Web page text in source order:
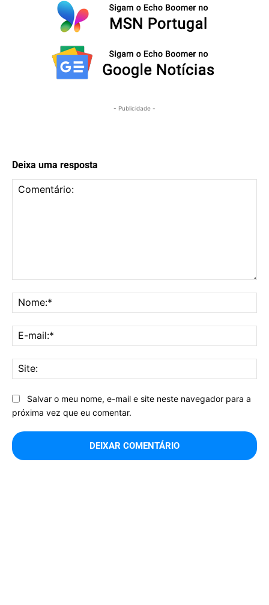
- Publicidade -
Deixa uma resposta
Salvar o meu nome, e-mail e site neste navegador para a
próxima vez que eu comentar.